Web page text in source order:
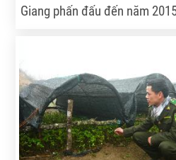
Giang phấn đấu đến năm